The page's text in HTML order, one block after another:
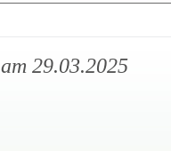
am 29.03.2025